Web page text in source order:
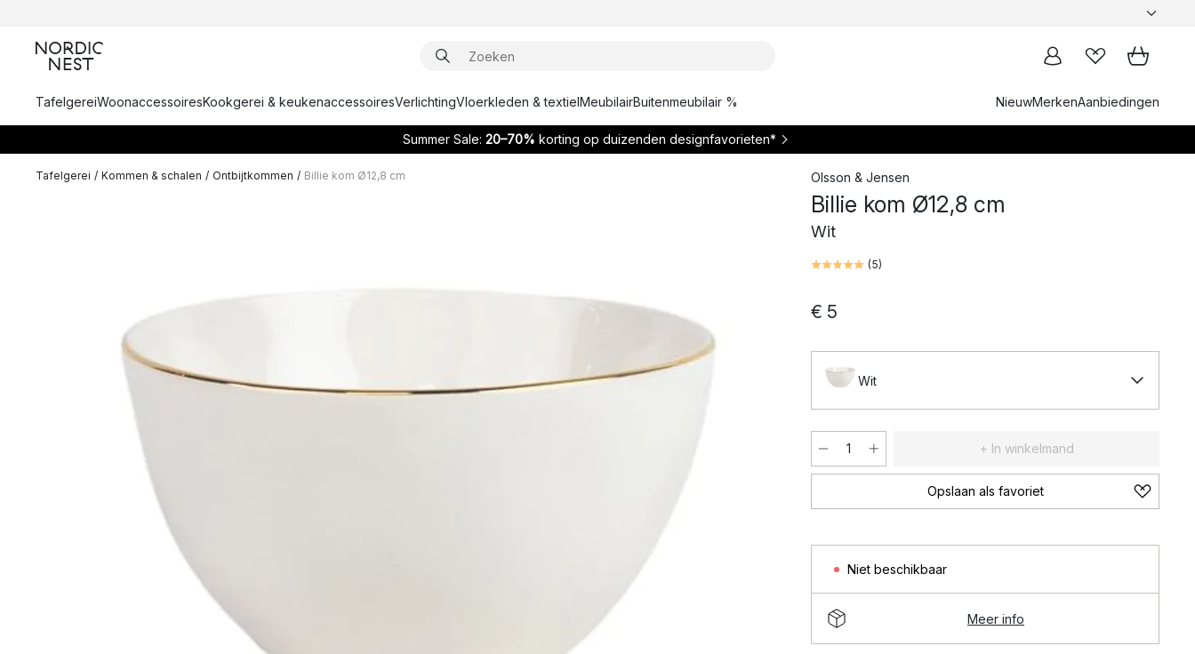
TafelgereiWoonaccessoiresKookgerei & keukenaccessoiresVerlichtingVloerkleden & textielMeubilairBuitenmeubilair % NieuwMerkenAanbiedingen
Summer Sale: 20–70% korting op duizenden designfavorieten*
Tafelgerei / Kommen & schalen / Ontbijtkommen / Billie kom Ø12,8 cm Olsson & Jensen
Billie kom Ø12,8 cm
Wit
(5)
€ 5
Wit
+ In winkelmand
Opslaan als favoriet
Niet beschikbaar
Meer info